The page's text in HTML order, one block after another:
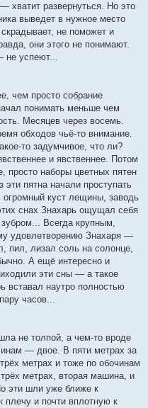
хватит развернуться. Но это
выведет в нужное место
не поможет и
они этого не понимают.
не успеют...
чем просто собрание
понимать меньше чем
Месяцев через восемь.
обходов чьё-то внимание.
то задумчивое, что ли?
и явственнее. Потом
просто наборы цветных пятен
пятна начали проступать
огромный куст лещины, заводь
снах Знахарь ощущал себя
Всегда крупным,
удовлетворению Знахаря —
пил, лизал соль на солонце,
А ещё интересно и
эти сны — а такое
вставал наутро полностью
часов...
не толпой, а чем-то вроде
— двое. В пяти метрах за
метрах и тоже по обочинам
метрах, вторая машина, и
эти шли уже ближе к
плечу и почти вплотную к